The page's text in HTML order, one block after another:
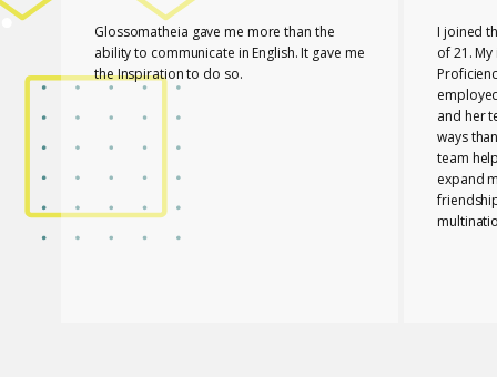
Glossomatheia gave me more than the
ability to communicate in English. It gave me
the Inspiration to do so.
I joined
of 21.
and her
ways
team
expand